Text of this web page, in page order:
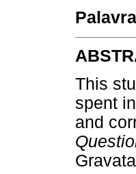
This
spent
and